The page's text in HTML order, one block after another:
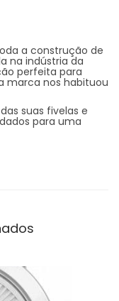
a construção de
na indústria da
perfeita para
marca nos habituou
suas fivelas e
para uma